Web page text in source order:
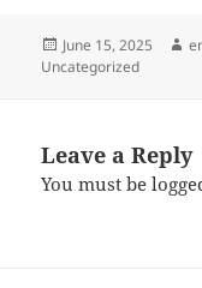
Posted
on
June 15, 2025
Uncategorized
Leave a Reply
You must be